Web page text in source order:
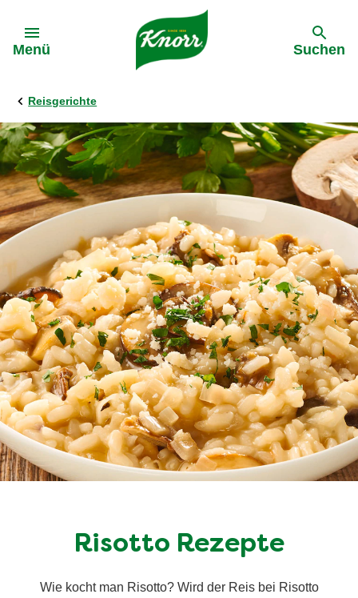
Menü Suchen
Reisgerichte
Risotto Rezepte
Wie kocht man Risotto? Wird der Reis bei Risotto